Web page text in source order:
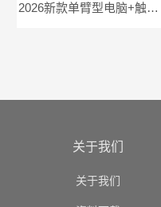
2026新款单臂型电脑+触摸屏双控电子万能试验机‌
关于我们
关于我们